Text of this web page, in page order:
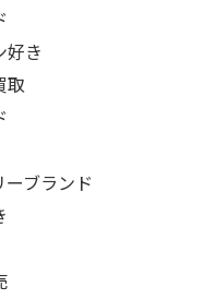
好き
取
ブランド